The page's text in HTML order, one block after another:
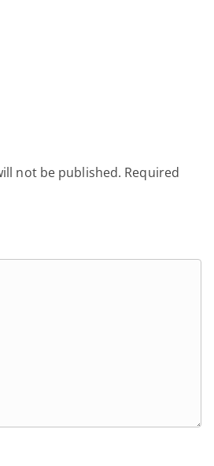
not be published. Required